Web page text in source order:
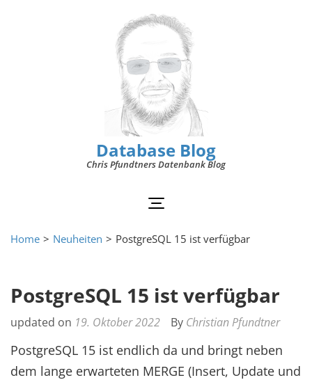
Database Blog
Chris Pfundtners Datenbank Blog
Home > Neuheiten > PostgreSQL 15 ist verfügbar
PostgreSQL 15 ist verfügbar
updated on 19. Oktober 2022 By Christian Pfundtner
PostgreSQL 15 ist endlich da und bringt neben
dem lange erwarteten MERGE (Insert, Update und